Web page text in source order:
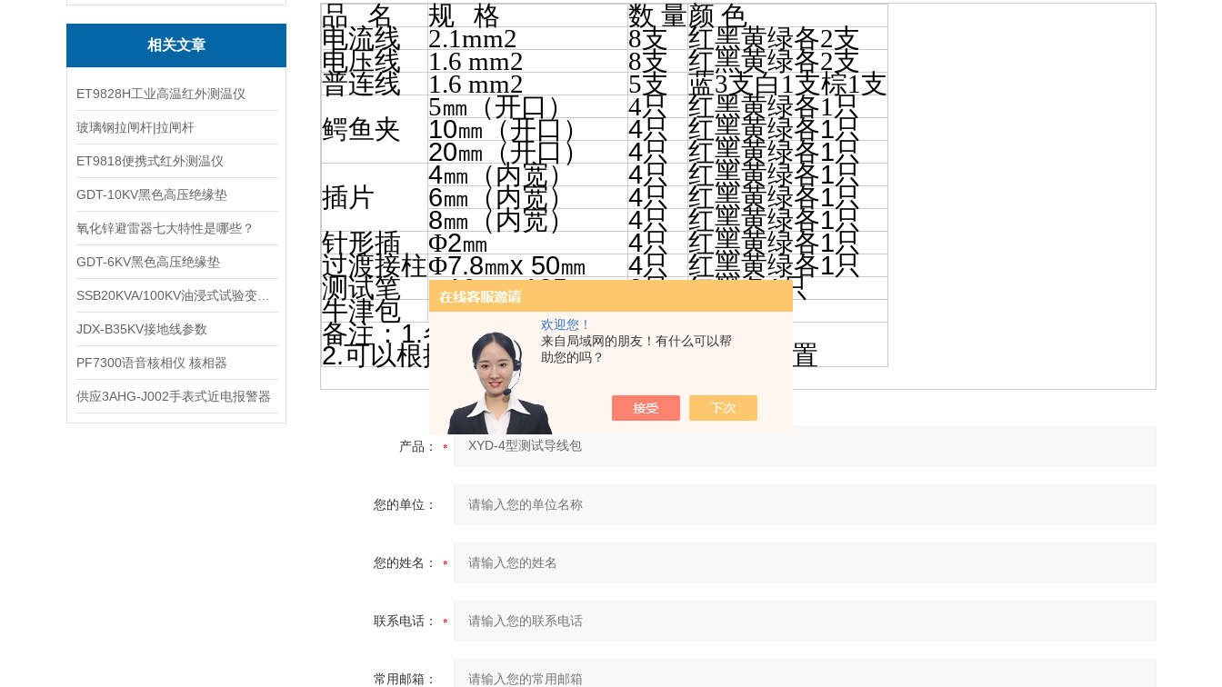
欢迎您！
来自局域网的朋友！有什么可以帮
助您的吗？
相关文章
ET9828H工业高温红外测温仪
玻璃钢拉闸杆|拉闸杆
ET9818便携式红外测温仪
GDT-10KV黑色高压绝缘垫
氧化锌避雷器七大特性是哪些？
GDT-6KV黑色高压绝缘垫
JDX-B35KV接地线参数
PF7300语音核相仪 核相器
供应3AHG-J002手表式近电报警器
品 名 规 格 数 量颜 色
电流线 2.1mm2 8支 红黑黄绿各2支
电压线 1.6 mm2 8支 红黑黄绿各2支
普连线 1.6 mm2 5支
蓝3支白1支棕1支
鳄鱼夹
5㎜ （开口） 4只 红黑黄绿各1只
10㎜ （开口） 4只 红黑黄绿各1只
20㎜ （开口） 4只 红黑黄绿各1只
插片
4㎜ （内宽） 4只 红黑黄绿各1只
6㎜ （内宽） 4只 红黑黄绿各1只
8㎜ （内宽） 4只 红黑黄绿各1只
针形插 Φ2㎜ 4只 红黑黄绿各1只
过渡接柱Φ7.8㎜x 50㎜ 4只 红黑黄绿各1只
测试笔 Φ10㎜x 125㎜ 2只 红黑各1只
牛津包 290 x 190 x 65㎜1只 黑色1只
备注：1.各类测试线长度由购买方确定。
2.可以根据使用场合，调整电力导线包配置
产品：
您的单位：
您的姓名：
联系电话：
常用邮箱：